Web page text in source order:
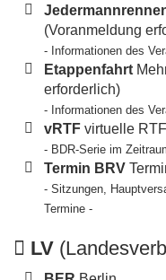
(Voranmeldung
- Informationen des
Etappenfahrt
erforderlich)
- Informationen des
vRTF virtuelle
- BDR-Serie im
Termin BRV
- Sitzungen,
Termine -
LV